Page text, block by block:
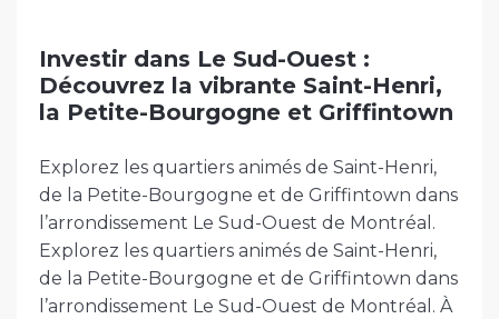
Investir dans Le Sud-Ouest :
Découvrez la vibrante Saint-Henri,
la Petite-Bourgogne et Griffintown
Explorez les quartiers animés de Saint-Henri,
de la Petite-Bourgogne et de Griffintown dans
l’arrondissement Le Sud-Ouest de Montréal.
Explorez les quartiers animés de Saint-Henri,
de la Petite-Bourgogne et de Griffintown dans
l’arrondissement Le Sud-Ouest de Montréal. À